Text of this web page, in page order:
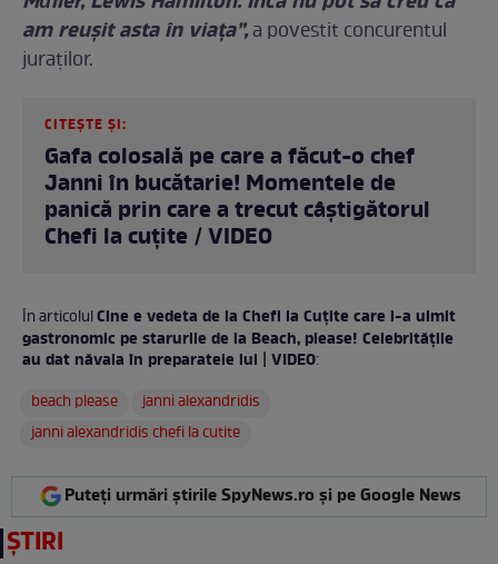
am reușit asta în viața”,a povestit concurentul
juraților.
CITEȘTE ȘI:
Gafa colosală pe care a făcut-o chef
Janni în bucătarie! Momentele de
panică prin care a trecut câștigătorul
Chefi la cuțite / VIDEO
În articolulCine e vedeta de la Chefi la Cuțite care i-a uimit
gastronomic pe starurile de la Beach, please! Celebritățile
au dat năvala în preparatele lui | VIDEO:
beach please
janni alexandridis
janni alexandridis chefi la cutite
Puteți urmări știrile SpyNews.ro și pe Google News
ȘTIRI